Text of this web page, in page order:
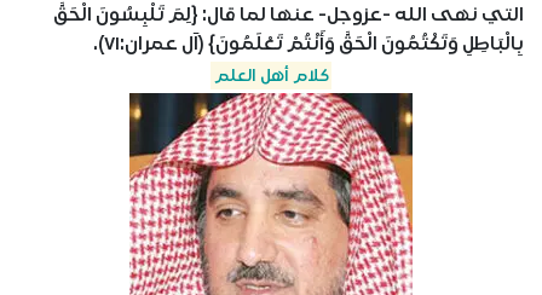
التي نهى الله -عزوجل- عنها لما قال: {لِمَ تَلْبِسُونَ الْحَقَّ
بِالْبَاطِلِ وَتَكْتُمُونَ الْحَقَّ وَأَنْتُمْ تَعْلَمُونَ} (آل عمران:٧١).
كلام أهل العلم